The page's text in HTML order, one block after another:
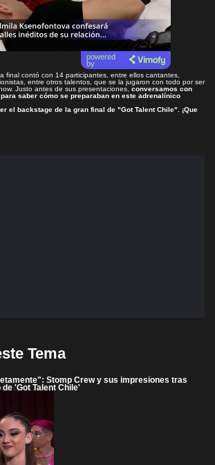
powered
by
final contó con 14 participantes, entre ellos cantantes,
entre otros talentos, que se la jugaron con todo por ser
Justo antes de sus presentaciones, conversamos con
saber cómo se preparaban en este adrenalínico
el backstage de la gran final de "Got Talent Chile". ¡Que
Tema
Stomp Crew y sus impresiones tras
'Got Talent Chile'